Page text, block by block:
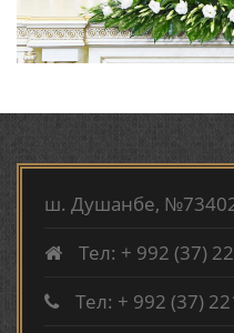
ТАРЧУМАИ ХОЛ/
АБУАБДУЛЛОҲИ
МАРДОНӢ УМРИДДИН
КИРОМИ БУХОРӢ
ш. Душанбе,
Тел: + 992 (37)
Тел: + 992 (37)